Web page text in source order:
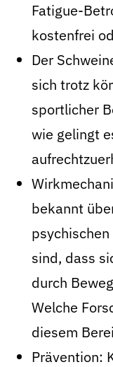
Fatigue-
kostenfrei
Der
sich trotz
sportlicher
wie gelingt
bekannt
sind, dass
durch
Welche
diesem
Prävention: